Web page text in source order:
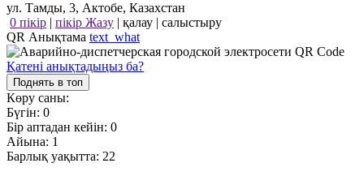
ул. Тамды, 3, Актобе, Казахстан
0 пікір | пікір Жазу | қалау | салыстыру
QR Анықтама text_what
Қатені анықтадыңыз ба?
Поднять в топ
Көру саны:
Бүгін: 0
Бір аптадан кейін: 0
Айына: 1
Барлық уақытта: 22